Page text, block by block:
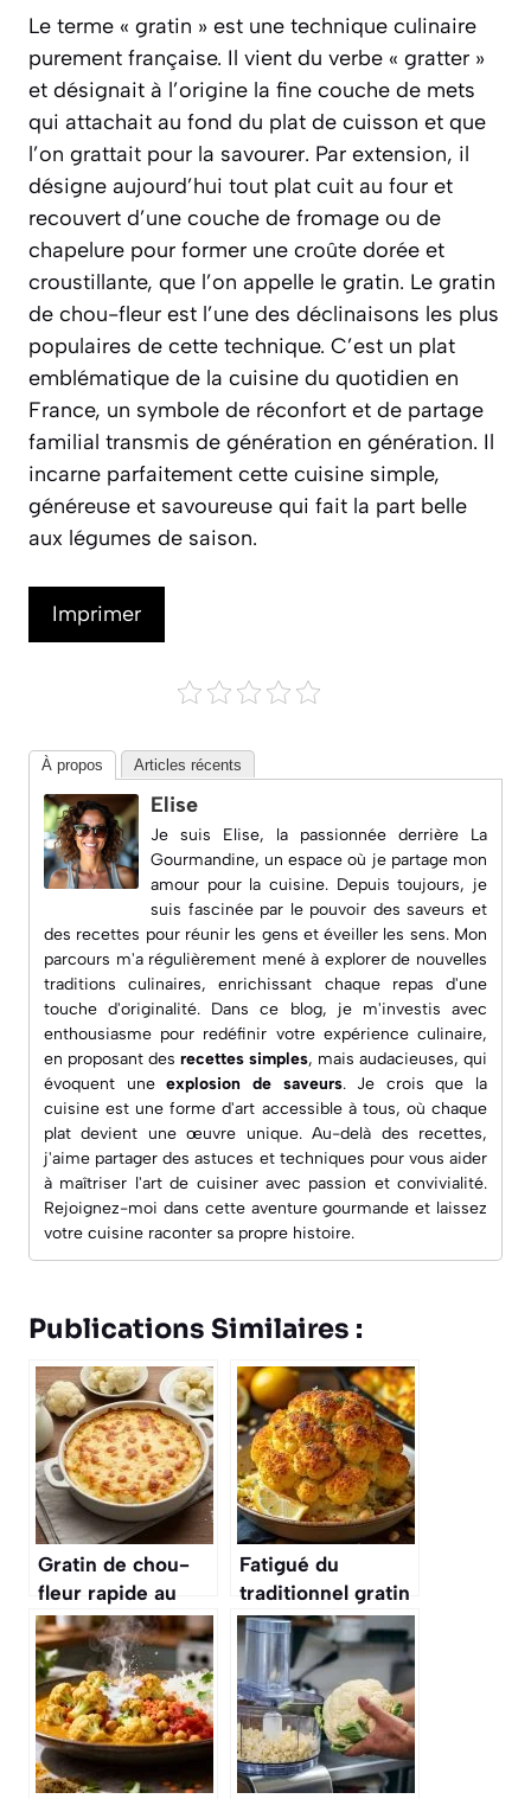
Le terme « gratin » est une technique culinaire
purement française. Il vient du verbe « gratter »
et désignait à l’origine la fine couche de mets
qui attachait au fond du plat de cuisson et que
l’on grattait pour la savourer. Par extension, il
désigne aujourd’hui tout plat cuit au four et
recouvert d’une couche de fromage ou de
chapelure pour former une croûte dorée et
croustillante, que l’on appelle le gratin. Le gratin
de chou-fleur est l’une des déclinaisons les plus
populaires de cette technique. C’est un plat
emblématique de la cuisine du quotidien en
France, un symbole de réconfort et de partage
familial transmis de génération en génération. Il
incarne parfaitement cette cuisine simple,
généreuse et savoureuse qui fait la part belle
aux légumes de saison.
Imprimer
À propos Articles récents
Elise
Je suis Elise, la passionnée derrière La
Gourmandine, un espace où je partage mon
amour pour la cuisine. Depuis toujours, je
suis fascinée par le pouvoir des saveurs et
des recettes pour réunir les gens et éveiller les sens. Mon
parcours m'a régulièrement mené à explorer de nouvelles
traditions culinaires, enrichissant chaque repas d'une
touche d'originalité. Dans ce blog, je m'investis avec
enthousiasme pour redéfinir votre expérience culinaire,
en proposant des recettes simples, mais audacieuses, qui
évoquent uneexplosion de saveurs. Je crois que la
cuisine est une forme d'art accessible à tous, où chaque
plat devient une œuvre unique. Au-delà des recettes,
j'aime partager des astuces et techniques pour vous aider
à maîtriser l'art de cuisiner avec passion et convivialité.
Rejoignez-moi dans cette aventure gourmande et laissez
votre cuisine raconter sa propre histoire.
Publications Similaires :
Gratin de chou-
fleur rapide au
Thermomix
Fatigué du
traditionnel gratin
de chou-fleur ?
Essayez cette
recette originale
pour changer